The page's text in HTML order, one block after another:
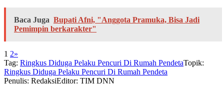
Baca Juga Bupati Afni, "Anggota Pramuka, Bisa Jadi
Pemimpin berkarakter"
1 2»
Tag: Ringkus Diduga Pelaku Pencuri Di Rumah PendetaTopik:
Ringkus Diduga Pelaku Pencuri Di Rumah Pendeta
Penulis: RedaksiEditor: TIM DNN